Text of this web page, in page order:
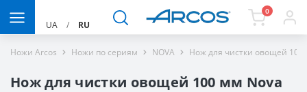
UA / RU
0
Ножи Arcos Ножи по сериям NOVA Нож для чистки овощей
Нож для чистки овощей 100 мм Nova